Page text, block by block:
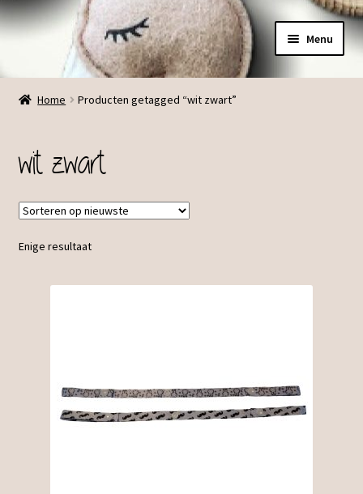
Ga
navigatie
Ga
de
inhoud
Menu
Menu
Home Producten getagged “wit zwart”
wit zwart
Enige resultaat